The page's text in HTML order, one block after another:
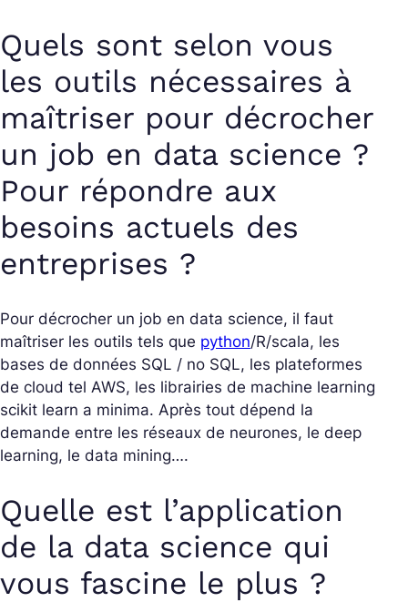
Quels sont selon vous
les outils nécessaires à
maîtriser pour décrocher
un job en data science ?
Pour répondre aux
besoins actuels des
entreprises ?
Pour décrocher un job en data science, il faut
maîtriser les outils tels que python/R/scala, les
bases de données SQL / no SQL, les plateformes
de cloud tel AWS, les librairies de machine learning
scikit learn a minima. Après tout dépend la
demande entre les réseaux de neurones, le deep
learning, le data mining….
Quelle est l’application
de la data science qui
vous fascine le plus ?